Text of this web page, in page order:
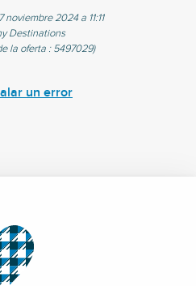
2024 a 11:11
Destinations
la oferta : 5497029)
un error